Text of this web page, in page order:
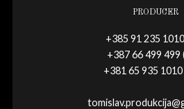
PRODUCER
+385 91 235
+387 66 499 499
+381 65 935 1010